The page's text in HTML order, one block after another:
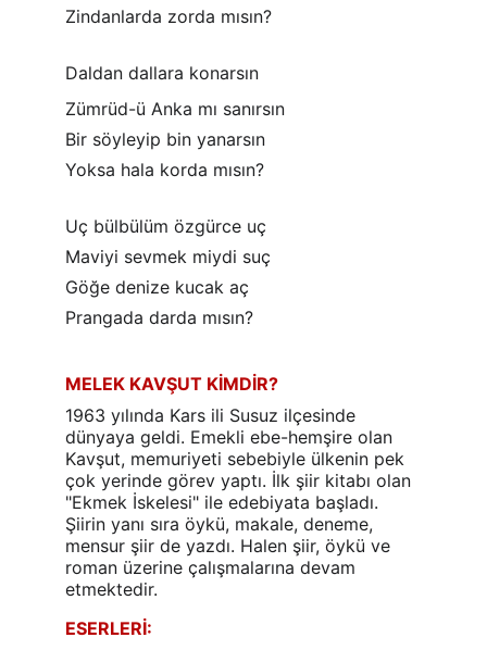
Zindanlarda zorda mısın?
Daldan dallara konarsın
Zümrüd-ü Anka mı sanırsın
Bir söyleyip bin yanarsın
Yoksa hala korda mısın?
Uç bülbülüm özgürce uç
Maviyi sevmek miydi suç
Göğe denize kucak aç
Prangada darda mısın?
MELEK KAVŞUT KİMDİR?
1963 yılında Kars ili Susuz ilçesinde
dünyaya geldi. Emekli ebe-hemşire olan
Kavşut, memuriyeti sebebiyle ülkenin pek
çok yerinde görev yaptı. İlk şiir kitabı olan
"Ekmek İskelesi" ile edebiyata başladı.
Şiirin yanı sıra öykü, makale, deneme,
mensur şiir de yazdı. Halen şiir, öykü ve
roman üzerine çalışmalarına devam
etmektedir.
ESERLERİ: